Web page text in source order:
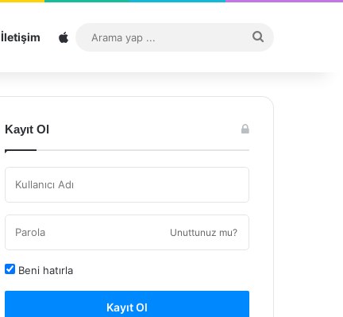
İletişim Sitemap
...
Kayıt Ol
Unuttunuz mu?
Beni hatırla
Kayıt Ol